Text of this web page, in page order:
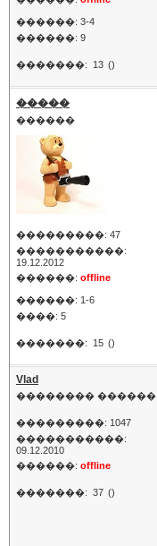
������: 3-4
������: 9
�������: 13 ()
�����
������
���������: 47
�����������:
19.12.2012
������: offline
������: 1-6
����: 5
�������: 15 ()
Vlad
�������� ������
���������: 1047
�����������:
09.12.2010
������: offline
�������: 37 ()